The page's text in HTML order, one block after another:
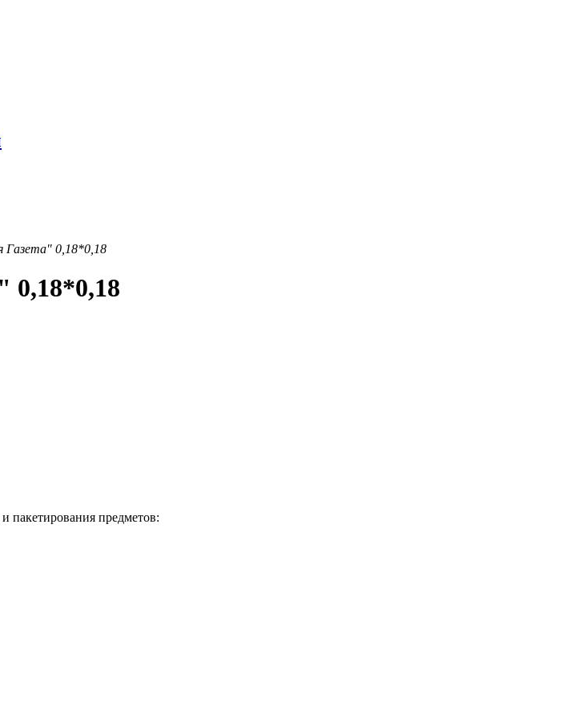
Газета" 0,18*0,18
0,18*0,18
пакетирования предметов: